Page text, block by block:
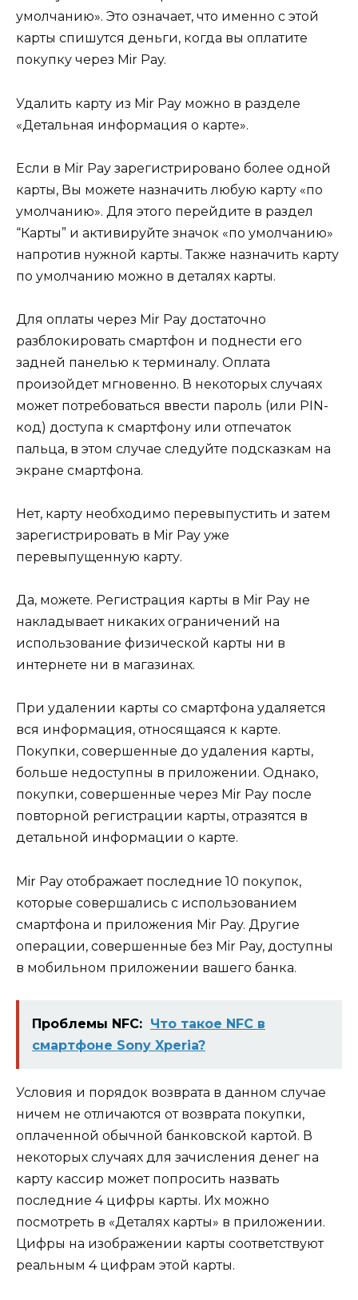
умолчанию». Это означает, что именно с этой
карты спишутся деньги, когда вы оплатите
покупку через Mir Pay.
Удалить карту из Mir Pay можно в разделе
«Детальная информация о карте».
Если в Mir Pay зарегистрировано более одной
карты, Вы можете назначить любую карту «по
умолчанию». Для этого перейдите в раздел
“Карты” и активируйте значок «по умолчанию»
напротив нужной карты. Также назначить карту
по умолчанию можно в деталях карты.
Для оплаты через Mir Pay достаточно
разблокировать смартфон и поднести его
задней панелью к терминалу. Оплата
произойдет мгновенно. В некоторых случаях
может потребоваться ввести пароль (или PIN-
код) доступа к смартфону или отпечаток
пальца, в этом случае следуйте подсказкам на
экране смартфона.
Нет, карту необходимо перевыпустить и затем
зарегистрировать в Mir Pay уже
перевыпущенную карту.
Да, можете. Регистрация карты в Mir Pay не
накладывает никаких ограничений на
использование физической карты ни в
интернете ни в магазинах.
При удалении карты со смартфона удаляется
вся информация, относящаяся к карте.
Покупки, совершенные до удаления карты,
больше недоступны в приложении. Однако,
покупки, совершенные через Mir Pay после
повторной регистрации карты, отразятся в
детальной информации о карте.
Mir Pay отображает последние 10 покупок,
которые совершались с использованием
смартфона и приложения Mir Pay. Другие
операции, совершенные без Mir Pay, доступны
в мобильном приложении вашего банка.
Проблемы NFC: Что такое NFC в
смартфоне Sony Xperia?
Условия и порядок возврата в данном случае
ничем не отличаются от возврата покупки,
оплаченной обычной банковской картой. В
некоторых случаях для зачисления денег на
карту кассир может попросить назвать
последние 4 цифры карты. Их можно
посмотреть в «Деталях карты» в приложении.
Цифры на изображении карты соответствуют
реальным 4 цифрам этой карты.